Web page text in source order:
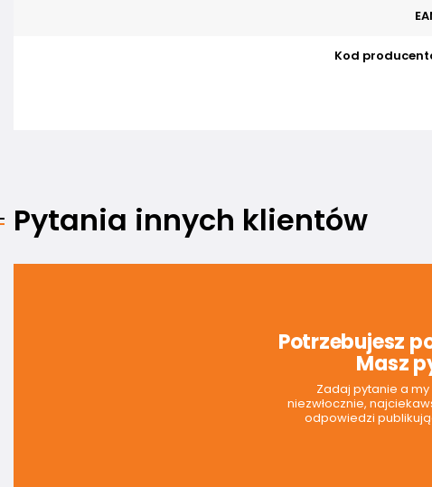
Kod
Pytania innych klientów
Potrzebujesz
Masz
Zadaj pytanie a
niezwłocznie,
odpowiedzi